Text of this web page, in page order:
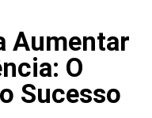
Aumentar
O
Sucesso